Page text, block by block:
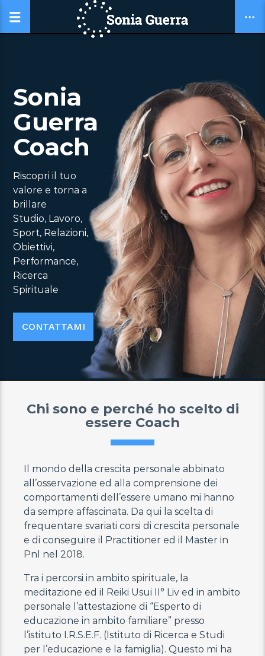
Sonia
Guerra
Coach
Riscopri il tuo
valore e torna a
brillare
Studio, Lavoro,
Sport, Relazioni,
Obiettivi,
Performance,
Ricerca
Spirituale
CONTATTAMI
Chi sono e perché ho scelto di
essere Coach
Il mondo della crescita personale abbinato
all’osservazione ed alla comprensione dei
comportamenti dell’essere umano mi hanno
da sempre affascinata. Da qui la scelta di
frequentare svariati corsi di crescita personale
e di conseguire il Practitioner ed il Master in
Pnl nel 2018.
Tra i percorsi in ambito spirituale, la
meditazione ed il Reiki Usui II° Liv ed in ambito
personale l’attestazione di “Esperto di
educazione in ambito familiare” presso
l’istituto I.R.S.E.F. (Istituto di Ricerca e Studi
per l’educazione e la famiglia). Questo mi ha